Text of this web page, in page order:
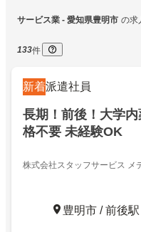
サービス業 - 愛知県豊明市 の求
133件
新着派遣社員
長期！前後！大学
格不要 未経験OK
株式会社スタッフサービス メ
豊明市 / 前後